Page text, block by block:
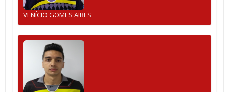
VENÍCIO GOMES AIRES